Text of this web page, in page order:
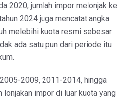
2020, jumlah impor melonjak ke
2024 juga mencatat angka
melebihi kuota resmi sebesar
ada satu pun dari periode itu
2009, 2011-2014, hingga
lonjakan impor di luar kuota yang